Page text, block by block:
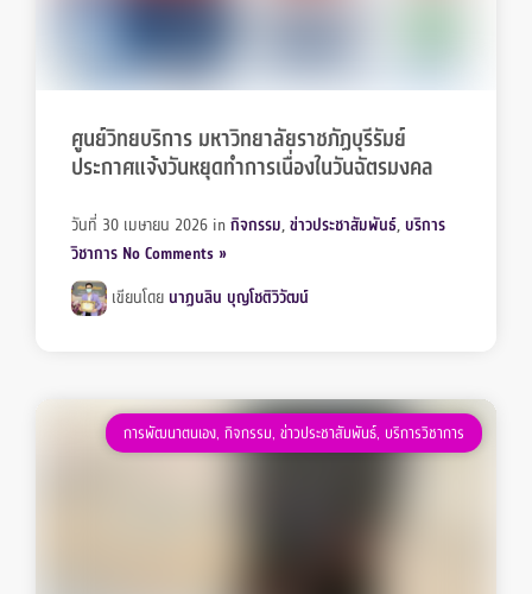
ศูนย์วิทยบริการ มหาวิทยาลัยราชภัฏบุรีรัมย์
ประกาศแจ้งวันหยุดทำการเนื่องในวันฉัตรมงคล
วันที่ 30 เมษายน 2026 inกิจกรรม,ข่าวประชาสัมพันธ์, บริการ
วิชาการ No Comments »
เขียนโดย นาฏนลิน บุญโชติวิวัฒน์
การพัฒนาตนเอง, กิจกรรม, ข่าวประชาสัมพันธ์, บริการวิชาการ